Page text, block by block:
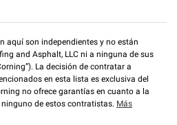
aquí son independientes y no están
and Asphalt, LLC ni a ninguna de sus
La decisión de contratar a
en esta lista es exclusiva del
no ofrece garantías en cuanto a la
de estos contratistas. Más